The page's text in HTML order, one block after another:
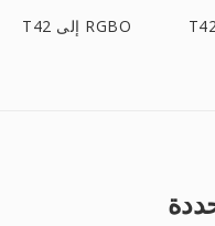
T42 إلى RGBO